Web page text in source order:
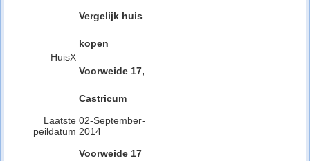
HuisX
Vergelijk huis
kopen
Voorweide 17,
Castricum
Laatste
peildatum
02-September-
2014
Voorweide 17